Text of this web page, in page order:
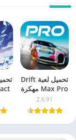
تحميل لعبة Drift
Max Pro مهكرة
2026 اخر اصدار
للاندرويد
2.6.91